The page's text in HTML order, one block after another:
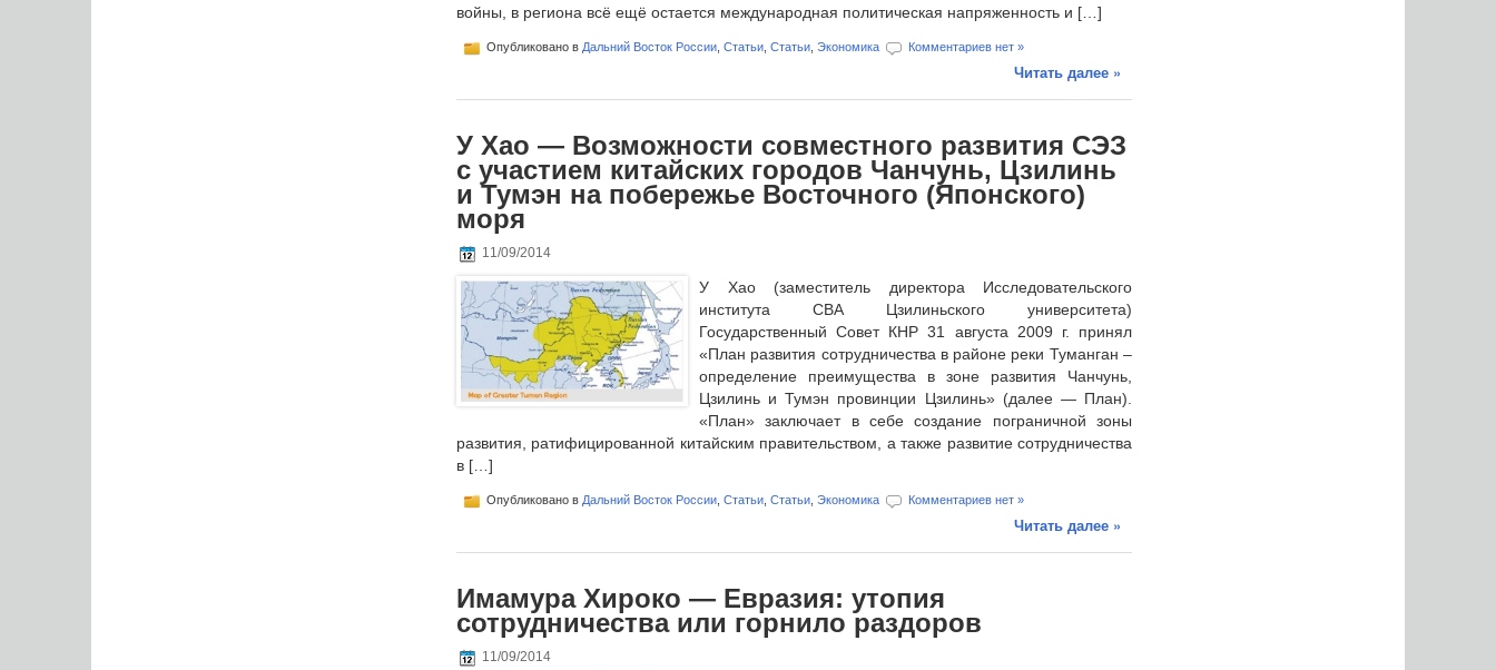
войны, в региона всё ещё остается международная политическая напряженность и […]
Опубликовано в Дальний Восток России Статьи Статьи Экономика Комментариев нет »
Читать далее »
У Хао — Возможности совместного развития СЭЗ
с участием китайских городов Чанчунь, Цзилинь
и Тумэн на побережье Восточного (Японского)
моря
11/09/2014
У Хао (заместитель директора Исследовательского
института СВА Цзилиньского университета)
Государственный Совет КНР 31 августа 2009 г. принял
«План развития сотрудничества в районе реки Туманган –
определение преимущества в зоне развития Чанчунь,
Цзилинь и Тумэн провинции Цзилинь» (далее — План).
«План» заключает в себе создание пограничной зоны
развития, ратифицированной китайским правительством, а также развитие сотрудничества
в […]
Опубликовано в Дальний Восток России Статьи Статьи Экономика Комментариев нет »
Читать далее »
Имамура Хироко — Евразия: утопия
сотрудничества или горнило раздоров
11/09/2014